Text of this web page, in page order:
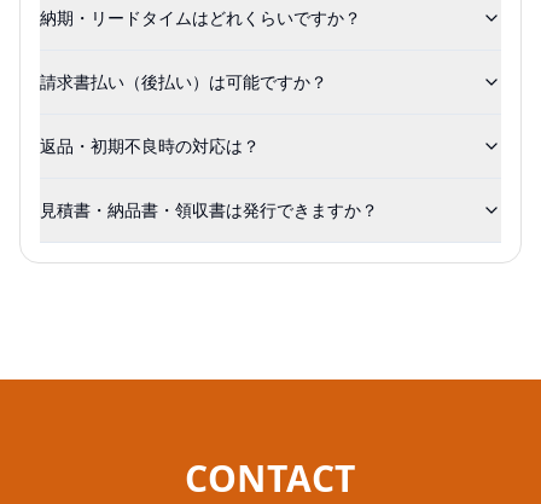
納期・リードタイムはどれくらいですか？
請求書払い（後払い）は可能ですか？
返品・初期不良時の対応は？
見積書・納品書・領収書は発行できますか？
CONTACT